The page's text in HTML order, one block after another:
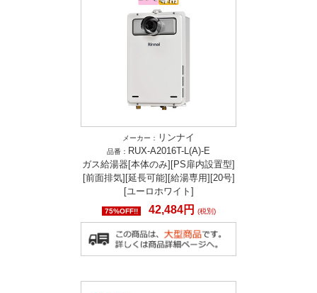
メーカー： リンナイ
品番： RUX-A2016T-L(A)-E
ガス給湯器[本体のみ][PS扉内設置型]
[前面排気][延長可能][給湯専用][20号]
[ユーロホワイト]
75%OFF!! 42,484円 (税別)